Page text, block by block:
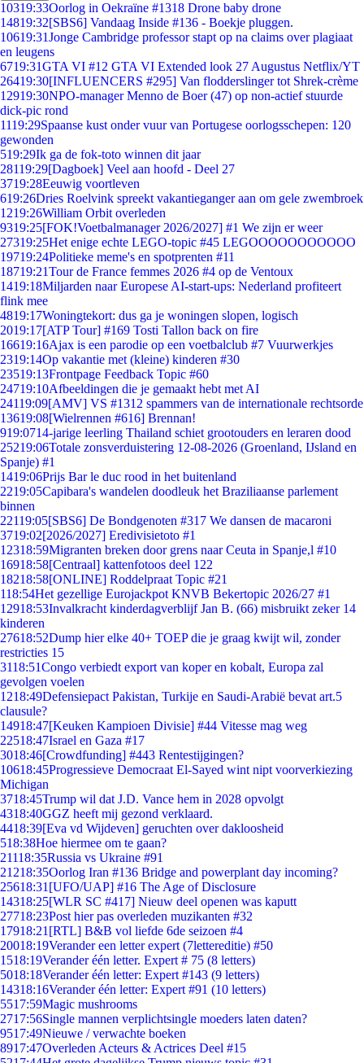
10319:33Oorlog in Oekraïne #1318 Drone baby drone
14819:32[SBS6] Vandaag Inside #136 - Boekje pluggen.
10619:31Jonge Cambridge professor stapt op na claims over plagiaat
en leugens
6719:31GTA VI #12 GTA VI Extended look 27 Augustus Netflix/YT
26419:30[INFLUENCERS #295] Van flodderslinger tot Shrek-crème
12919:30NPO-manager Menno de Boer (47) op non-actief stuurde
dick-pic rond
1119:29Spaanse kust onder vuur van Portugese oorlogsschepen: 120
gewonden
519:29Ik ga de fok-toto winnen dit jaar
28119:29[Dagboek] Veel aan hoofd - Deel 27
3719:28Eeuwig voortleven
619:26Dries Roelvink spreekt vakantieganger aan om gele zwembroek
1219:26William Orbit overleden
9319:25[FOK!Voetbalmanager 2026/2027] #1 We zijn er weer
27319:25Het enige echte LEGO-topic #45 LEGOOOOOOOOOOO
19719:24Politieke meme's en spotprenten #11
18719:21Tour de France femmes 2026 #4 op de Ventoux
1419:18Miljarden naar Europese AI-start-ups: Nederland profiteert
flink mee
4819:17Woningtekort: dus ga je woningen slopen, logisch
2019:17[ATP Tour] #169 Tosti Tallon back on fire
16619:16Ajax is een parodie op een voetbalclub #7 Vuurwerkjes
2319:14Op vakantie met (kleine) kinderen #30
23519:13Frontpage Feedback Topic #60
24719:10Afbeeldingen die je gemaakt hebt met AI
24119:09[AMV] VS #1312 spammers van de internationale rechtsorde
13619:08[Wielrennen #616] Brennan!
919:0714-jarige leerling Thailand schiet grootouders en leraren dood
25219:06Totale zonsverduistering 12-08-2026 (Groenland, IJsland en
Spanje) #1
1419:06Prijs Bar le duc rood in het buitenland
2219:05Capibara's wandelen doodleuk het Braziliaanse parlement
binnen
22119:05[SBS6] De Bondgenoten #317 We dansen de macaroni
3719:02[2026/2027] Eredivisietoto #1
12318:59Migranten breken door grens naar Ceuta in Spanje,l #10
16918:58[Centraal] kattenfotoos deel 122
18218:58[ONLINE] Roddelpraat Topic #21
118:54Het gezellige Eurojackpot KNVB Bekertopic 2026/27 #1
12918:53Invalkracht kinderdagverblijf Jan B. (66) misbruikt zeker 14
kinderen
27618:52Dump hier elke 40+ TOEP die je graag kwijt wil, zonder
restricties 15
3118:51Congo verbiedt export van koper en kobalt, Europa zal
gevolgen voelen
1218:49Defensiepact Pakistan, Turkije en Saudi-Arabië bevat art.5
clausule?
14918:47[Keuken Kampioen Divisie] #44 Vitesse mag weg
22518:47Israel en Gaza #17
3018:46[Crowdfunding] #443 Rentestijgingen?
10618:45Progressieve Democraat El-Sayed wint nipt voorverkiezing
Michigan
3718:45Trump wil dat J.D. Vance hem in 2028 opvolgt
4318:40GGZ heeft mij gezond verklaard.
4418:39[Eva vd Wijdeven] geruchten over dakloosheid
518:38Hoe hiermee om te gaan?
21118:35Russia vs Ukraine #91
21218:35Oorlog Iran #136 Bridge and powerplant day incoming?
25618:31 [UFO/UAP] #16 The Age of Disclosure
14318:25[WLR SC #417] Nieuw deel openen was kaputt
27718:23Post hier pas overleden muzikanten #32
17918:21 [RTL] B&B vol liefde 6de seizoen #4
20018:19Verander een letter expert (7lettereditie) #50
1518:19Verander één letter. Expert # 75 (8 letters)
5018:18Verander één letter: Expert #143 (9 letters)
14318:16Verander één letter: Expert #91 (10 letters)
5517:59Magic mushrooms
2717:56Single mannen verplichtsingle moeders laten daten?
9517:49Nieuwe / verwachte boeken
8917:47Overleden Acteurs & Actrices Deel #15